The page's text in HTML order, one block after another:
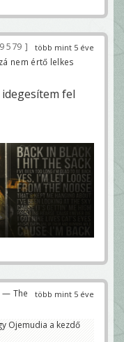
több mint 5 éve
9 579
nem értő lelkes
fel
több mint 5 éve
— The
Ojemudia a kezdő